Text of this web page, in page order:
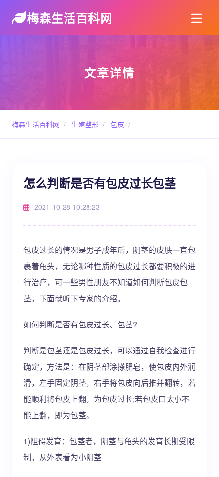
梅森生活百科网
文章详情
梅森生活百科网 / 生殖整形 / 包皮 /
怎么判断是否有包皮过长包茎
2021-10-28 10:28:23
包皮过长的情况是男子成年后，阴茎的皮肤一直包
裹着龟头，无论哪种性质的包皮过长都要积极的进
行治疗，可一些男性朋友不知道如何判断包皮包
茎，下面就听下专家的介绍。
如何判断是否有包皮过长、包茎?
判断是包茎还是包皮过长，可以通过自我检查进行
确定，方法是：在阴茎部涂搽肥皂，使包皮内外润
滑，左手固定阴茎，右手将包皮向后推并翻转，若
能顺利将包皮上翻，为包皮过长;若包皮口太小不
能上翻，即为包茎。
1)阻碍发育：包茎者，阴茎与龟头的发育长期受限
制，从外表看为小阴茎